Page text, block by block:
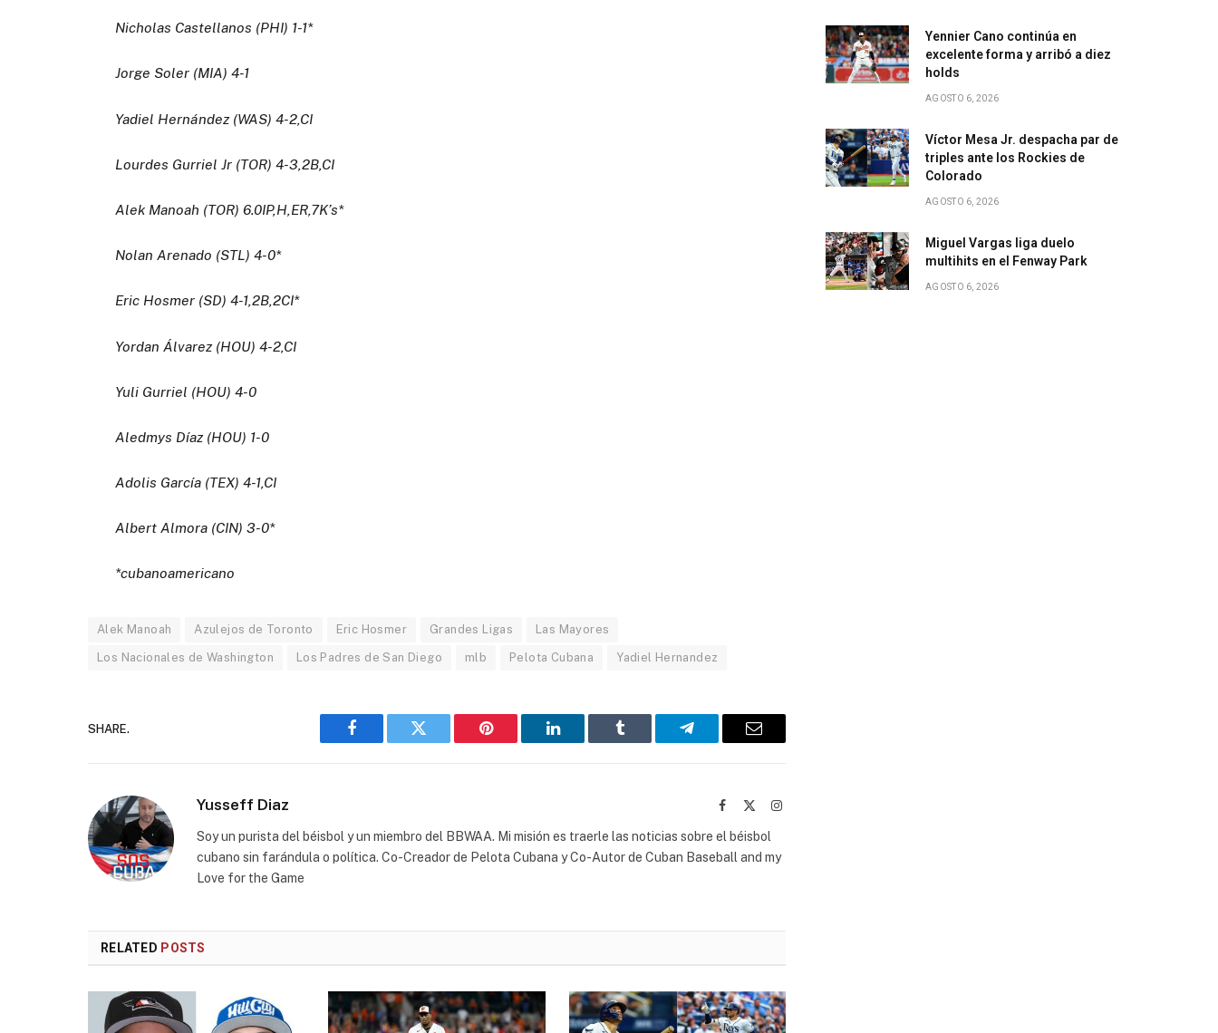
Nicholas Castellanos (PHI) 1-1*
Jorge Soler (MIA) 4-1
Yadiel Hernández (WAS) 4-2,CI
Lourdes Gurriel Jr (TOR) 4-3,2B,CI
Alek Manoah (TOR) 6.0IP,H,ER,7K’s*
Nolan Arenado (STL) 4-0*
Eric Hosmer (SD) 4-1,2B,2CI*
Yordan Álvarez (HOU) 4-2,CI
Yuli Gurriel (HOU) 4-0
Aledmys Díaz (HOU) 1-0
Adolis García (TEX) 4-1,CI
Albert Almora (CIN) 3-0*
*cubanoamericano
Alek Manoah Azulejos de Toronto Eric Hosmer Grandes Ligas Las Mayores
Los Nacionales de Washington Los Padres de San Diego mlb Pelota Cubana Yadiel Hernandez
SHARE.
Facebook Twitter Pinterest LinkedIn Tumblr Telegram Email
Yusseff Diaz Facebook Instagram
Soy un purista del béisbol y un miembro del BBWAA. Mi misión es traerle las noticias sobre el béisbol
cubano sin farándula o política. Co-Creador de Pelota Cubana y Co-Autor de Cuban Baseball and my
Love for the Game
RELATED POSTS
Yennier Cano continúa en
excelente forma y arribó a diez
holds
AGOSTO 6, 2026
Víctor Mesa Jr. despacha par de
triples ante los Rockies de
Colorado
AGOSTO 6, 2026
Miguel Vargas liga duelo
multihits en el Fenway Park
AGOSTO 6, 2026